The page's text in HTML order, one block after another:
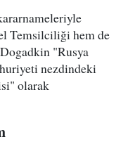
Temsilciliği hem de
"Rusya
nezdindeki
olarak